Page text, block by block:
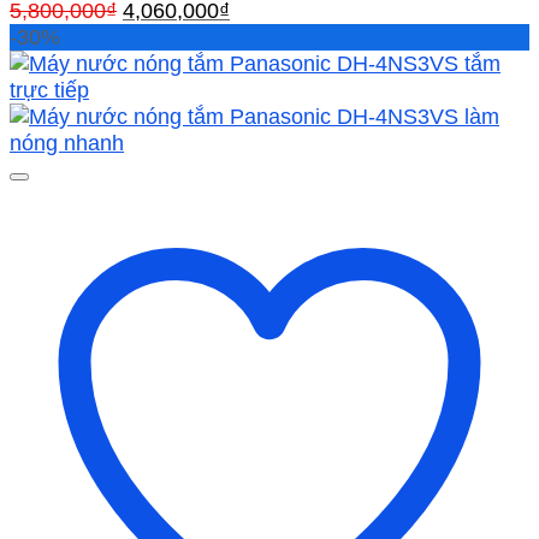
5,800,000₫ Giá
là:
4,060,000₫
tại
4,060,000₫.
-30%